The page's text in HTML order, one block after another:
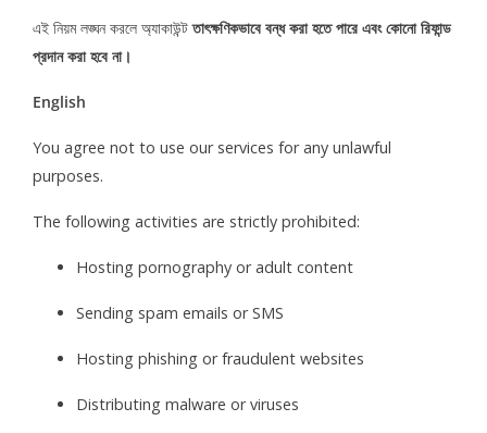
এই নিয়ম লঙ্ঘন করলে অ্যাকাউন্টতাৎক্ষণিকভাবে বন্ধ করা হতে পারে এবং কোনো রিফান্ড
প্রদান করা হবে না।
English
You agree not to use our services for any unlawful
purposes.
The following activities are strictly prohibited:
Hosting pornography or adult content
Sending spam emails or SMS
Hosting phishing or fraudulent websites
Distributing malware or viruses